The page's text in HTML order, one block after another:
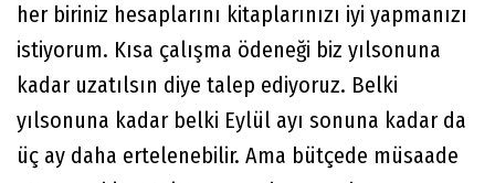
her biriniz hesaplarını kitaplarınızı iyi yapmanızı
istiyorum. Kısa çalışma ödeneği biz yılsonuna
kadar uzatılsın diye talep ediyoruz. Belki
yılsonuna kadar belki Eylül ayı sonuna kadar da
üç ay daha ertelenebilir. Ama bütçede müsaade